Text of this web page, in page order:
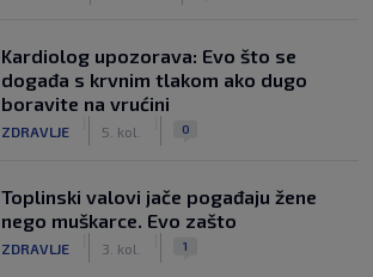
Kardiolog upozorava: Evo što se
događa s krvnim tlakom ako dugo
boravite na vrućini
ZDRAVLJE 5. kol. 0
Toplinski valovi jače pogađaju žene
nego muškarce. Evo zašto
ZDRAVLJE 3. kol. 1